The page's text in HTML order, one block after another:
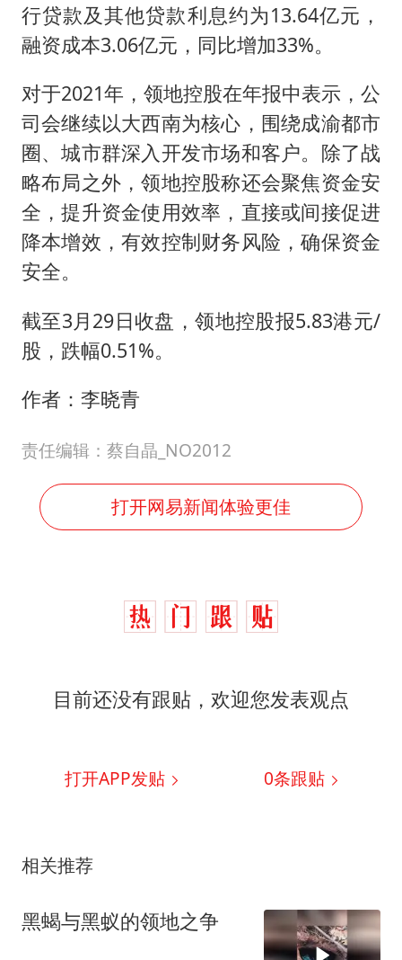
行贷款及其他贷款利息约为13.64亿元，
融资成本3.06亿元，同比增加33%。
对于2021年，领地控股在年报中表示，公
司会继续以大西南为核心，围绕成渝都市
圈、城市群深入开发市场和客户。除了战
略布局之外，领地控股称还会聚焦资金安
全，提升资金使用效率，直接或间接促进
降本增效，有效控制财务风险，确保资金
安全。
截至3月29日收盘，领地控股报5.83港元/
股，跌幅0.51%。
作者：李晓青
责任编辑：蔡自晶_NO2012
打开网易新闻体验更佳
目前还没有跟贴，欢迎您发表观点
打开APP发贴 0条跟贴
相关推荐
黑蝎与黑蚁的领地之争